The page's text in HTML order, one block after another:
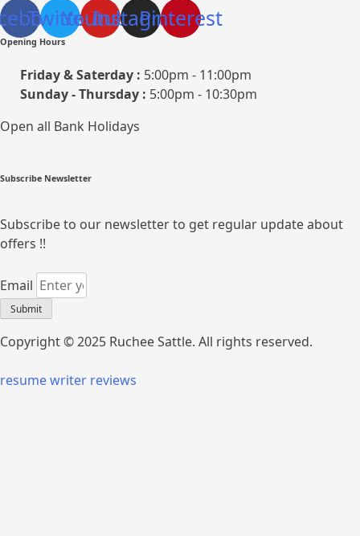
TwitterYoutube
Instagram
Pinterest
Opening Hours
Friday & Saterday : 5:00pm - 11:00pm
Sunday - Thursday : 5:00pm - 10:30pm
Open all Bank Holidays
Subscribe Newsletter
Subscribe to our newsletter to get regular update about
offers !!
Email
Submit
Copyright © 2025 Ruchee Sattle. All rights reserved.
resume writer reviews